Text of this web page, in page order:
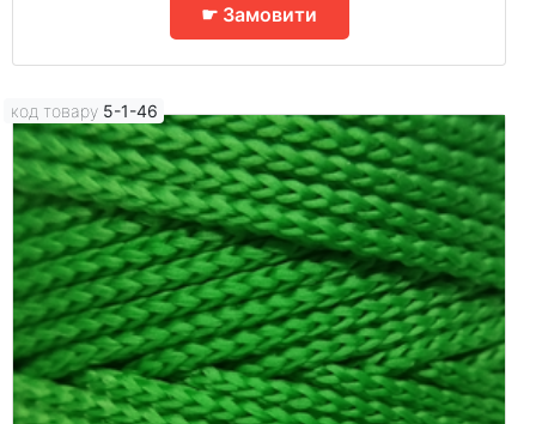
☛ Замовити
код товару 5-1-46